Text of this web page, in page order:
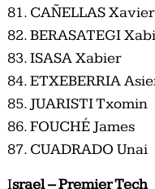
81. CAÑELLAS Xavier
82. BERASATEGI
83. ISASA Xabier
84. ETXEBERRIA
85. JUARISTI Txomin
86. FOUCHÉ James
87. CUADRADO Unai
Israel – Premier Tech